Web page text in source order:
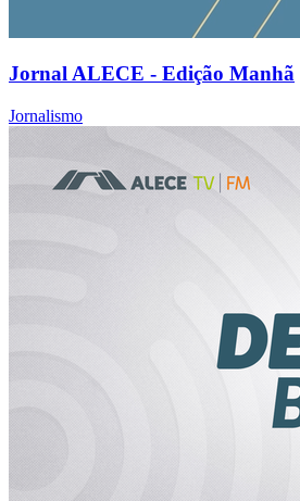
Jornal ALECE - Edição Manhã
Jornalismo